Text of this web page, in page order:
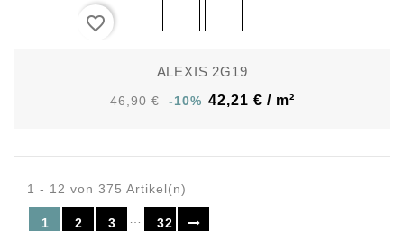
favorite_border
ALEXIS 2G19
46,90 € -10% 42,21 € / m²
1 - 12 von 375 Artikel(n)
1 2 3 32